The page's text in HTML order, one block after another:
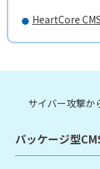
HeartCore CMS
サイバー攻撃か
パッケージ型